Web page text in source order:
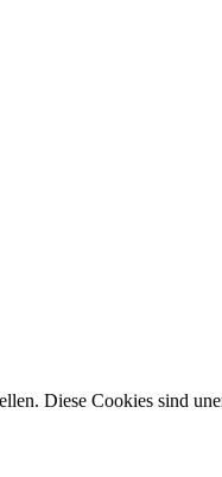
Diese Cookies sind